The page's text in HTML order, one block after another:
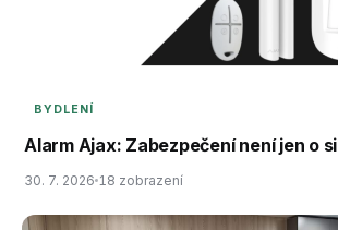
BYDLENÍ
Alarm Ajax: Zabezpečení není jen o
30. 7. 2026 18 zobrazení